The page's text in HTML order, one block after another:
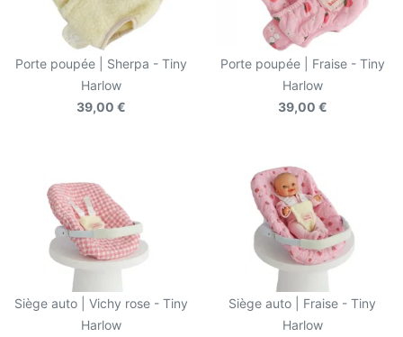
Porte poupée | Sherpa - Tiny
Harlow
39,00 €
Porte poupée | Fraise - Tiny
Harlow
39,00 €
Siège auto | Vichy rose - Tiny
Harlow
Siège auto | Fraise - Tiny
Harlow